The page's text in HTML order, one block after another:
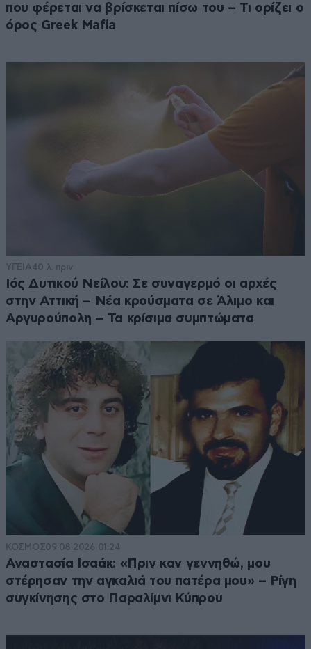
που φέρεται να βρίσκεται πίσω του – Τι ορίζει ο
όρος Greek Mafia
ΥΓΕΙΑ40 λ. πριν
Ιός Δυτικού Νείλου: Σε συναγερμό οι αρχές
στην Αττική – Νέα κρούσματα σε Άλιμο και
Αργυρούπολη – Τα κρίσιμα συμπτώματα
ΚΟΣΜΟΣ09·08·2026 01:24
Αναστασία Ισαάκ: «Πριν καν γεννηθώ, μου
στέρησαν την αγκαλιά του πατέρα μου» – Ρίγη
συγκίνησης στο Παραλίμνι Κύπρου